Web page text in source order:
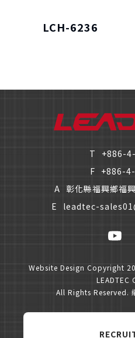
LCH-6236
T
+886-
F +886-
A 彰化縣福興鄉福
E
leadtec-
Website Design Copyright
LEADTEC
All Rights Reserved.